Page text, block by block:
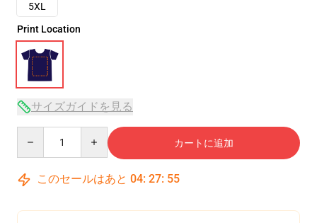
5XL
Print Location
サイズガイドを見る
カートに追加
このセールはあと 04: 27: 54